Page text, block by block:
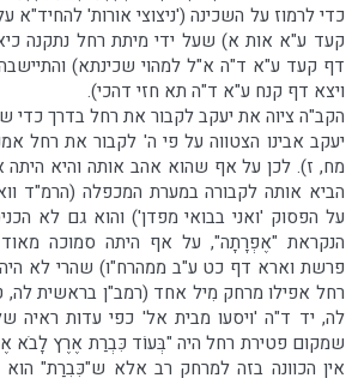
כדי לרמוז על השכינה ('ניצוצי אורות'
קעד ע"א אות א) שעל ידי מיתת רחל נתקנה
דף קעד ע"א ד"ה א"ל למהוי שכינתא)
ויצא דף קנח ע"א ד"ה תא חזי דהכי).
הקב"ה ציוה את יעקב לקבור את רחל בדרך כדי
יעקב אבינו הצטווה על פי ה' לקבור את רחל
מח, ז). לכן על אף שהוא אהב אותה והיא היתה
הביא אותה לקבורה במערת המכפלה (הרמ"ד
על הפסוק 'ואני בבואי מפדן') והוא גם לא
הנקראת "אֶפְרָתָה", על אף היתה סמוכה
פרשת וארא דף כט ע"ב ממהרח"ו) שהרי לא היה
רחל אפילו מרחק מִיל אחד (רמב"ן בראשית לה,
לה, יד ד"ה 'ויסעו מבית אל' כפי עדות ראיה
שמקום פטירת רחל היה "בְּעוֹד כִּבְרַת אֶרֶץ לָבֹא
אין הכוונה בזה למרחק רב אלא ש"כִּבְרַת"